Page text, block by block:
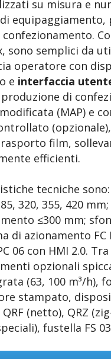
su misura e
equipaggiamento,
confezionamento.
sono semplici da
operatore con
e interfaccia
di
(MAP) e
film,
efficienti.
tecniche
320, 355, 420
≤300 mm;
di azionamento FC
06 con HMI 2.0.
opzionali
(63, 100 m³/h),
stampato,
(netto), QRZ
fustella FS